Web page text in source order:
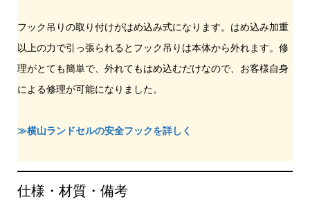
フック吊りの取り付けがはめ込み式になります。はめ込み加重
以上の力で引っ張られるとフック吊りは本体から外れます。修
理がとても簡単で、外れてもはめ込むだけなので、お客様自身
による修理が可能になりました。
≫横山ランドセルの安全フックを詳しく
仕様・材質・備考